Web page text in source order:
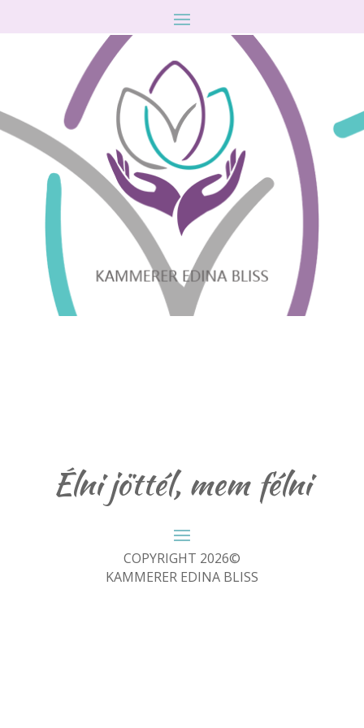
Élni jöttél, mem félni
COPYRIGHT 2026©
KAMMERER EDINA BLISS